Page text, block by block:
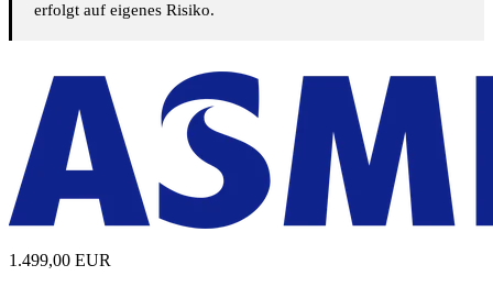
erfolgt auf eigenes Risiko.
1.499,00 EUR